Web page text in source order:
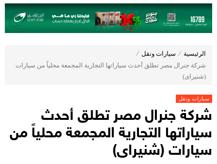
الرئيسية ⁄ سيارات ونقل ⁄
شركة جنرال مصر تطلق أحدث سياراتها التجارية المجمعة محلياً من سيارات
(شنيراى)
سيارات ونقل
شركة جنرال مصر تطلق أحدث
سياراتها التجارية المجمعة محلياً من
سيارات (شنيراى)